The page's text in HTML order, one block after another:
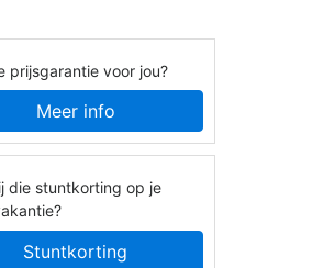
prijsgarantie voor jou?
Meer info
die stuntkorting op je
Stuntkorting